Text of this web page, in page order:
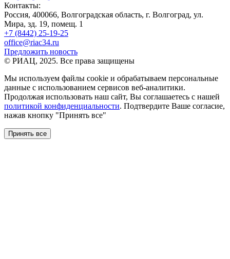
Контакты:
Россия, 400066, Волгоградская область, г. Волгоград, ул.
Мира, зд. 19, помещ. 1
+7 (8442) 25-19-25
office@riac34.ru
Предложить новость
© РИАЦ, 2025. Все права защищены
Мы используем файлы сookie и обрабатываем персональные
данные с использованием сервисов веб-аналитики.
Продолжая использовать наш сайт, Вы соглашаетесь с нашей
политикой конфиденциальности. Подтвердите Ваше согласие,
нажав кнопку "Принять все"
Принять все